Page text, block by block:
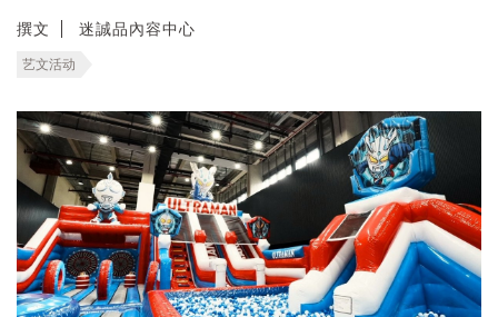
撰文 迷誠品內容中心
艺文活动